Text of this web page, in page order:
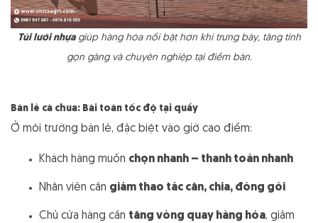
Túi lưới nhựagiúp hàng hóa nổi bật hơn khi trưng bày, tăng tính
gọn gàng và chuyên nghiệp tại điểm bán.
Bán lẻ cà chua: Bài toán tốc độ tại quầy
Ở môi trường bán lẻ, đặc biệt vào giờ cao điểm:
Khách hàng muốn chọn nhanh – thanh toán nhanh
Nhân viên cần giảm thao tác cân, chia, đóng gói
Chủ cửa hàng cần tăng vòng quay hàng hóa, giảm